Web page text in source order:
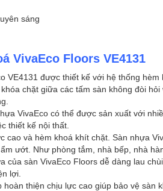
sáng
VivaEco Floors VE4131
VE4131 được thiết kế với hệ thống
chặt giữa các tấm sàn không đòi
VivaEco có thể được sản xuất với
thiết kế nội thất.
cao và hèm khoá khít chặt. Sàn nhựa
ướt. Như phòng tắm, nhà bếp, nhà
của sàn VivaEco Floors dễ dàng lau
lợi.
hoàn thiện chịu lực cao giúp bảo vệ sàn